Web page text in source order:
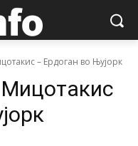
– Ердоган во Њујорк